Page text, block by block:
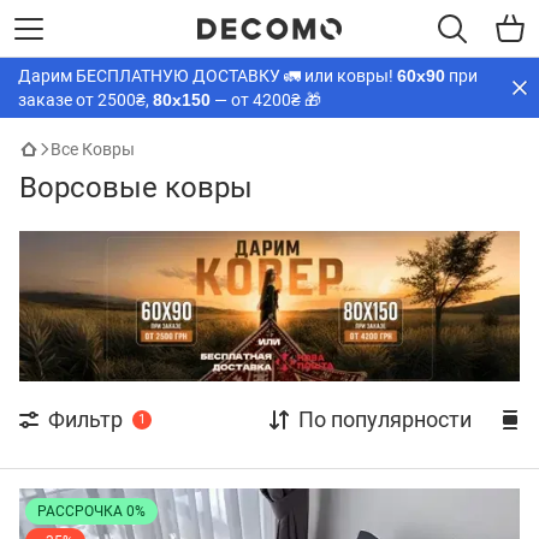
Дарим БЕСПЛАТНУЮ ДОСТАВКУ 🚛 или ковры! 60х90 при
заказе от 2500₴, 80х150 — от 4200₴ 🎁
Все Ковры
Ворсовые ковры
Фильтр 1 По популярности
РАССРОЧКА 0%